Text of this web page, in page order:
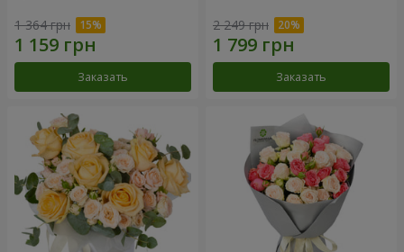
1 364 грн
Заказать
2 249 грн
Заказать